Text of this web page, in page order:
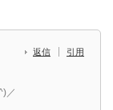
返信 引用
／